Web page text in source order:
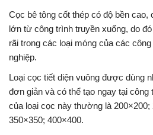
Cọc bê tông cốt thép có độ bền cao,
lớn từ công trình truyền xuống, do
rãi trong các loại móng của các
nghiệp.
Loại cọc tiết diện vuông được dùng
đơn giản và có thể tạo ngay tại
của loại cọc này thường là 200×200;
350×350; 400×400.